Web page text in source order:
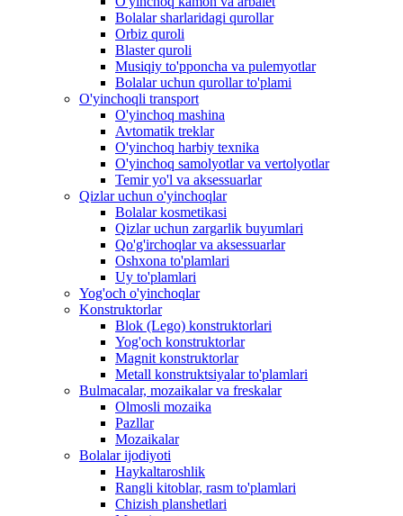
Bolalar sharlaridagi qurollar
Orbiz quroli
Blaster quroli
Musiqiy to'pponcha va pulemyotlar
Bolalar uchun qurollar to'plami
O'yinchoqli transport
O'yinchoq mashina
Avtomatik treklar
O'yinchoq harbiy texnika
O'yinchoq samolyotlar va vertolyotlar
Temir yo'l va aksessuarlar
Qizlar uchun o'yinchoqlar
Bolalar kosmetikasi
Qizlar uchun zargarlik buyumlari
Qo'g'irchoqlar va aksessuarlar
Oshxona to'plamlari
Uy to'plamlari
Yog'och o'yinchoqlar
Konstruktorlar
Blok (Lego) konstruktorlari
Yog'och konstruktorlar
Magnit konstruktorlar
Metall konstruktsiyalar to'plamlari
Bulmacalar, mozaikalar va freskalar
Olmosli mozaika
Pazllar
Mozaikalar
Bolalar ijodiyoti
Haykaltaroshlik
Rangli kitoblar, rasm to'plamlari
Chizish planshetlari